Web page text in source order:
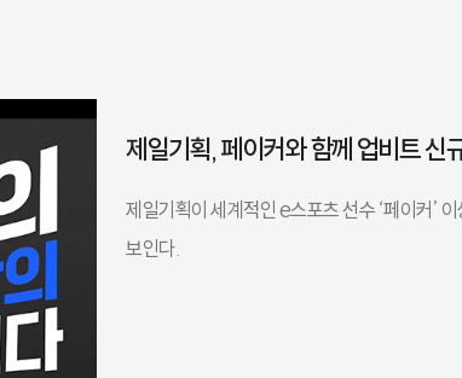
제일기획, 페이커와 함께 업비트 신
제일기획이 세계적인 e스포츠 선수 ‘페이커’
보인다.